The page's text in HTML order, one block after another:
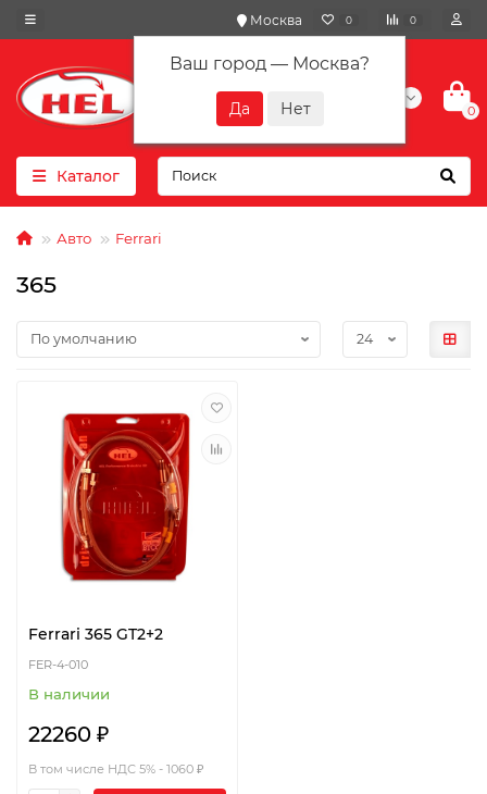
Москва
Ваш город — Москва?
0 0
+7(901) 417-10-01
0
Каталог
Авто Ferrari
365
Ferrari 365 GT2+2
FER-4-010
В наличии
22260 ₽
В том числе НДС 5% - 1060 ₽